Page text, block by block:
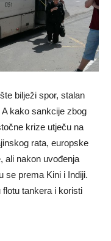
bilježi spor, stalan
kako sankcije zbog
krize utječu na
rata, europske
ali nakon uvođenja
se prema Kini i Indiji.
tankera i koristi